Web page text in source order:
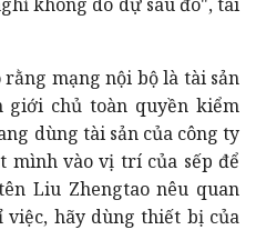
mạng nội bộ là tài sản
giới chủ toàn quyền kiểm
dùng tài sản của công ty
mình vào vị trí của sếp để
Liu Zhengtao nêu quan
hãy dùng thiết bị của